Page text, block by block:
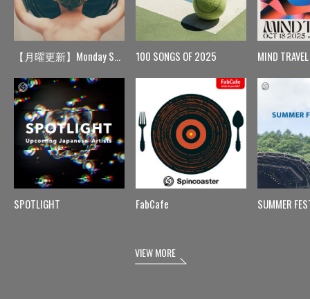
【月曜更新】Monday Spin
SPOTLIGHT
100 SONGS OF 2025
FabCafe
MIND TRAVEL
SUMMER
VIEW MORE